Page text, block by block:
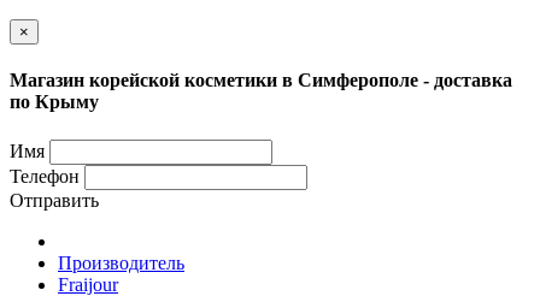
×
Магазин корейской косметики в Симферополе - доставка
по Крыму
Имя
Телефон
Отправить
Производитель
Fraijour